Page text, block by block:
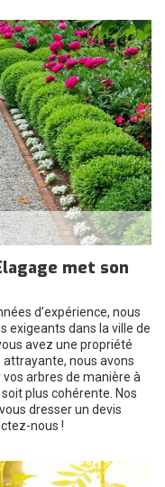
met son
d’expérience, nous
exigeants dans la ville de
avez une propriété
attrayante, nous avons
arbres de manière à
plus cohérente. Nos
dresser un devis
nous !